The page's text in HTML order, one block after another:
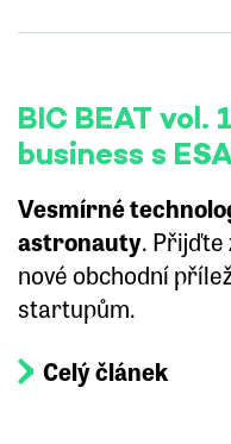
BIC BEAT vol.
business s
Vesmírné
astronauty. Přijďte
nové obchodní
startupům.
Celý článek